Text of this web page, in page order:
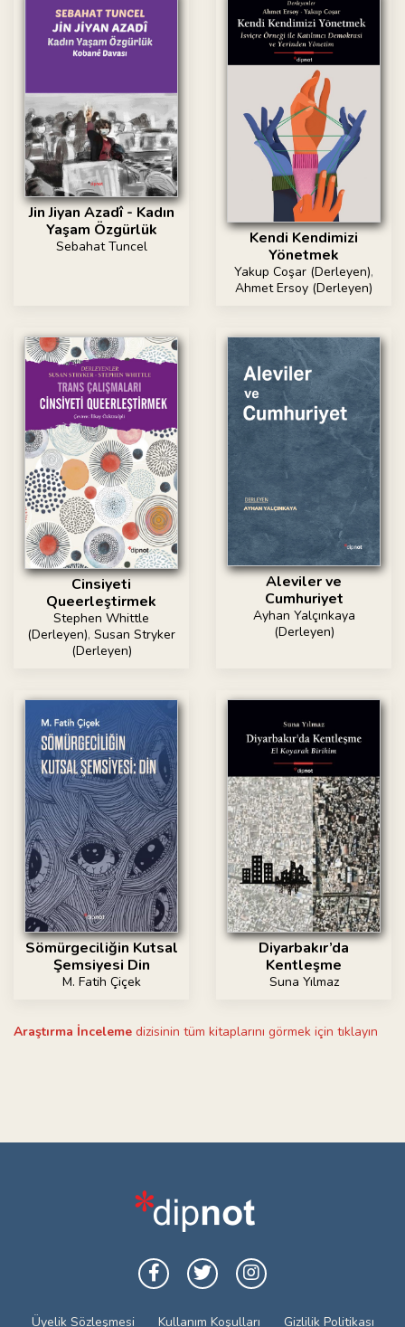
Jin Jiyan Azadî - Kadın
Yaşam Özgürlük
Sebahat Tuncel
Kendi Kendimizi
Yönetmek
Yakup Coşar (Derleyen),
Ahmet Ersoy (Derleyen)
Cinsiyeti
Queerleştirmek
Stephen Whittle
(Derleyen), Susan Stryker
(Derleyen)
Aleviler ve
Cumhuriyet
Ayhan Yalçınkaya
(Derleyen)
Sömürgeciliğin Kutsal
Şemsiyesi Din
M. Fatih Çiçek
Diyarbakır’da
Kentleşme
Suna Yılmaz
Araştırma İnceleme dizisinin tüm kitaplarını görmek için tıklayın
Üyelik Sözleşmesi Kullanım Koşulları Gizlilik Politikası